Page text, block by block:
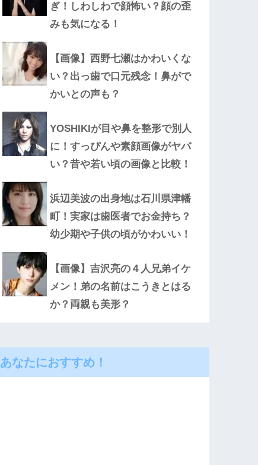
ぎ！しわしわで顔怖い？顔の歪
みも気になる！
【画像】西野七瀬はかわいくな
い？出っ歯で口元残念！鼻がで
かいとの声も？
YOSHIKIが目や鼻を整形で別人
に！すっぴんや素顔画像がヤバ
い？昔や若い頃の画像と比較！
浜辺美波の出身地は石川県津幡
町！実家は歯医者でお金持ち？
幼少期や子供の頃がかわいい！
【画像】吉沢亮の４人兄弟イケ
メン！弟の名前はこうきとはる
か？両親も美形？
あなたにおすすめ！